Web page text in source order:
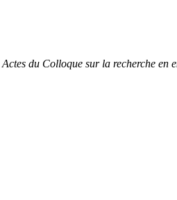
Actes du Colloque sur la recherche en